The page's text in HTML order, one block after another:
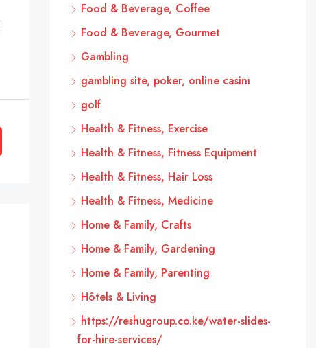
Food & Beverage, Coffee
Food & Beverage, Gourmet
Gambling
gambling site, poker, online casinı
golf
Health & Fitness, Exercise
Health & Fitness, Fitness Equipment
Health & Fitness, Hair Loss
Health & Fitness, Medicine
Home & Family, Crafts
Home & Family, Gardening
Home & Family, Parenting
Hôtels & Living
https://reshugroup.co.ke/water-slides-
for-hire-services/